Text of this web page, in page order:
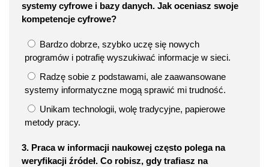
systemy cyfrowe i bazy danych. Jak oceniasz swoje
kompetencje cyfrowe?
Bardzo dobrze, szybko uczę się nowych
programów i potrafię wyszukiwać informacje w sieci.
Radzę sobie z podstawami, ale zaawansowane
systemy informatyczne mogą sprawić mi trudność.
Unikam technologii, wolę tradycyjne, papierowe
metody pracy.
3. Praca w informacji naukowej często polega na
weryfikacji źródeł. Co robisz, gdy trafiasz na